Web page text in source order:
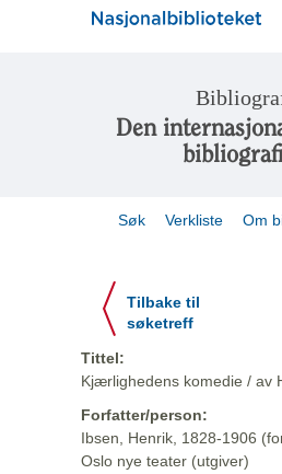
Den
Søk Verkliste Om
Tilbake til
søketreff
Tittel:
Kjærlighedens komedie / av
Forfatter/person:
Ibsen, Henrik, 1828-1906
Oslo nye teater (utgiver)